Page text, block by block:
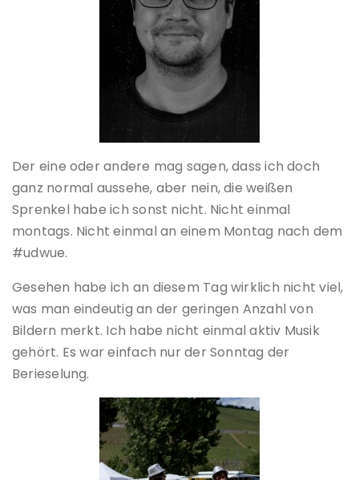
Der eine oder andere mag sagen, dass ich doch
ganz normal aussehe, aber nein, die weißen
Sprenkel habe ich sonst nicht. Nicht einmal
montags. Nicht einmal an einem Montag nach dem
#udwue.
Gesehen habe ich an diesem Tag wirklich nicht viel,
was man eindeutig an der geringen Anzahl von
Bildern merkt. Ich habe nicht einmal aktiv Musik
gehört. Es war einfach nur der Sonntag der
Berieselung.